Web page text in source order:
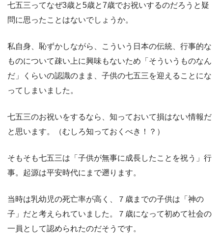
七五三ってなぜ3歳と5歳と7歳でお祝いするのだろうと疑
問に思ったことはないでしょうか。
私自身、恥ずかしながら、こういう日本の伝統、行事的な
ものについて疎い上に興味もないため「そういうものなん
だ」くらいの認識のまま、子供の七五三を迎えることにな
ってしまいました。
七五三のお祝いをするなら、知っておいて損はない情報だ
と思います。（むしろ知っておくべき！？）
そもそも七五三は「 子供が無事に成長したことを祝う 」行
事。起源は平安時代にまで遡ります。
当時は乳幼児の死亡率が高く、７歳までの子供は「神の
子」だと考えられていました。７歳になって初めて社会の
一員として認められたのだそうです。